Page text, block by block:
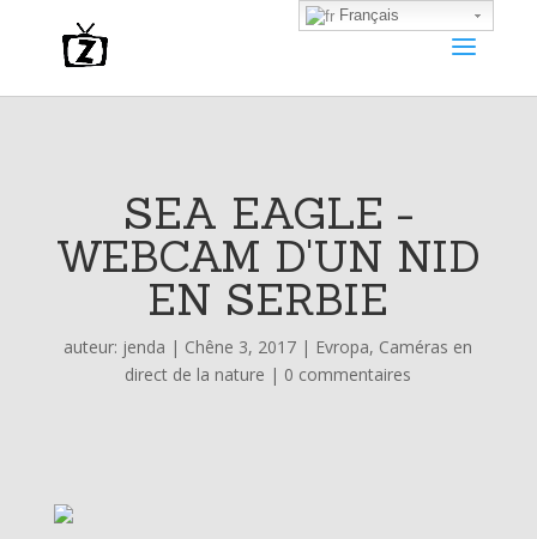
SEA EAGLE -
WEBCAM D'UN NID
EN SERBIE
auteur: jenda | Chêne 3, 2017 | Evropa, Caméras en
direct de la nature | 0 commentaires
Français